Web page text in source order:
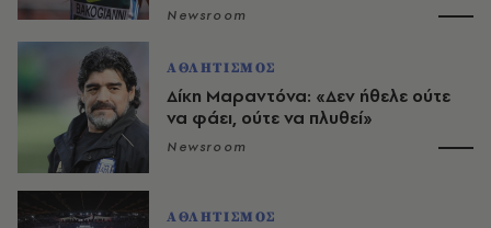
Newsroom
ΑΘΛΗΤΙΣΜΟΣ
Δίκη Μαραντόνα: «Δεν ήθελε ούτε
να φάει, ούτε να πλυθεί»
Newsroom
ΑΘΛΗΤΙΣΜΟΣ